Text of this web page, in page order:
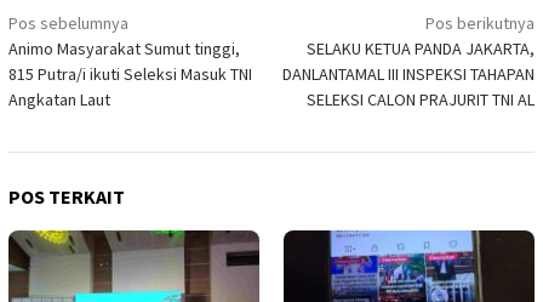
Navigasi
pos
Pos sebelumnya
Animo Masyarakat Sumut tinggi,
815 Putra/i ikuti Seleksi Masuk TNI
Angkatan Laut
Pos berikutnya
SELAKU KETUA PANDA JAKARTA,
DANLANTAMAL III INSPEKSI TAHAPAN
SELEKSI CALON PRAJURIT TNI AL
POS TERKAIT